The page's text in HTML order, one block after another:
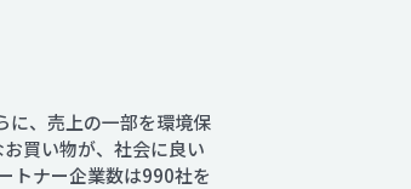
に、売上の一部を環境保
買い物が、社会に良い
トナー企業数は990社を